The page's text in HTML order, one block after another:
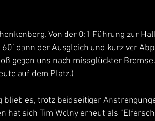
Von der 0:1 Führung zur
dann der Ausgleich und kurz vor
gegen uns nach missglückter
auf dem Platz.)
blieb es, trotz beidseitiger
hat sich Tim Wolny erneut als